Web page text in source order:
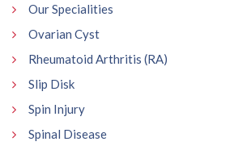
Our Specialities
Ovarian Cyst
Rheumatoid Arthritis (RA)
Slip Disk
Spin Injury
Spinal Disease